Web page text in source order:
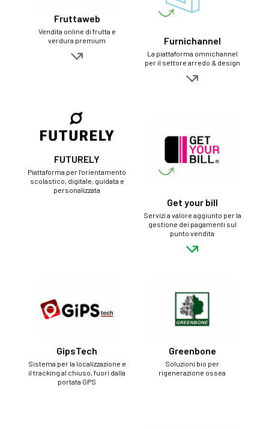
Fruttaweb
Vendita online di frutta e
verdura premium
Furnichannel
La piattaforma omnichannel
per il settore arredo & design
FUTURELY
Piattaforma per l’orientamento
scolastico, digitale, guidata e
personalizzata
Get your bill
Servizi a valore aggiunto per la
gestione dei pagamenti sul
punto vendita
GipsTech
Sistema per la localizzazione e
il tracking al chiuso, fuori dalla
portata GPS
Greenbone
Soluzioni bio per
rigenerazione ossea